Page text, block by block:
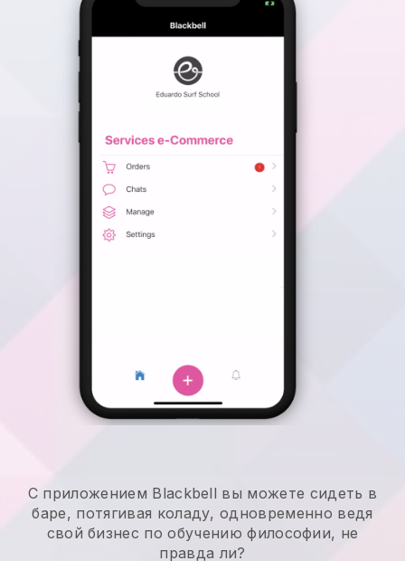
С приложением Blackbell вы можете сидеть в
баре, потягивая коладу, одновременно ведя
свой бизнес по обучению философии, не
правда ли?